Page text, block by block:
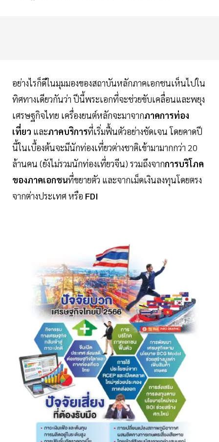
อย่างไรก็ดีในมุมมองของสถาบันหลักภาคเอกชนเห็นไปใน
ทิศทางเดียวกันว่า ปีนี้พระเอกที่จะช่วยขับเคลื่อนและพยุง
เศรษฐกิจไทย เครื่องยนต์หลักจะมาจากภาคการท่อง
เที่ยว และภาคบริการที่เริ่มฟื้นตัวอย่างชัดเจน โดยคาดปี
นี้ในเบื้องต้นจะมีนักท่องเที่ยวต่างชาติเข้ามามากกว่า 20
ล้านคน (ยังไม่รวมนักท่องเที่ยวจีน) รวมถึงจากการบริโภค
ของภาคเอกชนที่ขยายตัว และจากเม็ดเงินลงทุนโดยตรง
จากต่างประเทศ หรือ FDI